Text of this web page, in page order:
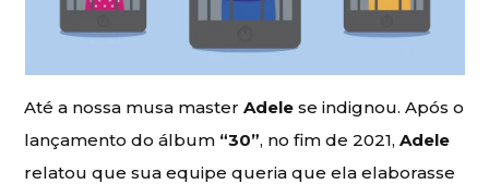
Até a nossa musa masterAdele se indignou. Após o
lançamento do álbum “30”, no fim de 2021,Adele
relatou que sua equipe queria que ela elaborasse